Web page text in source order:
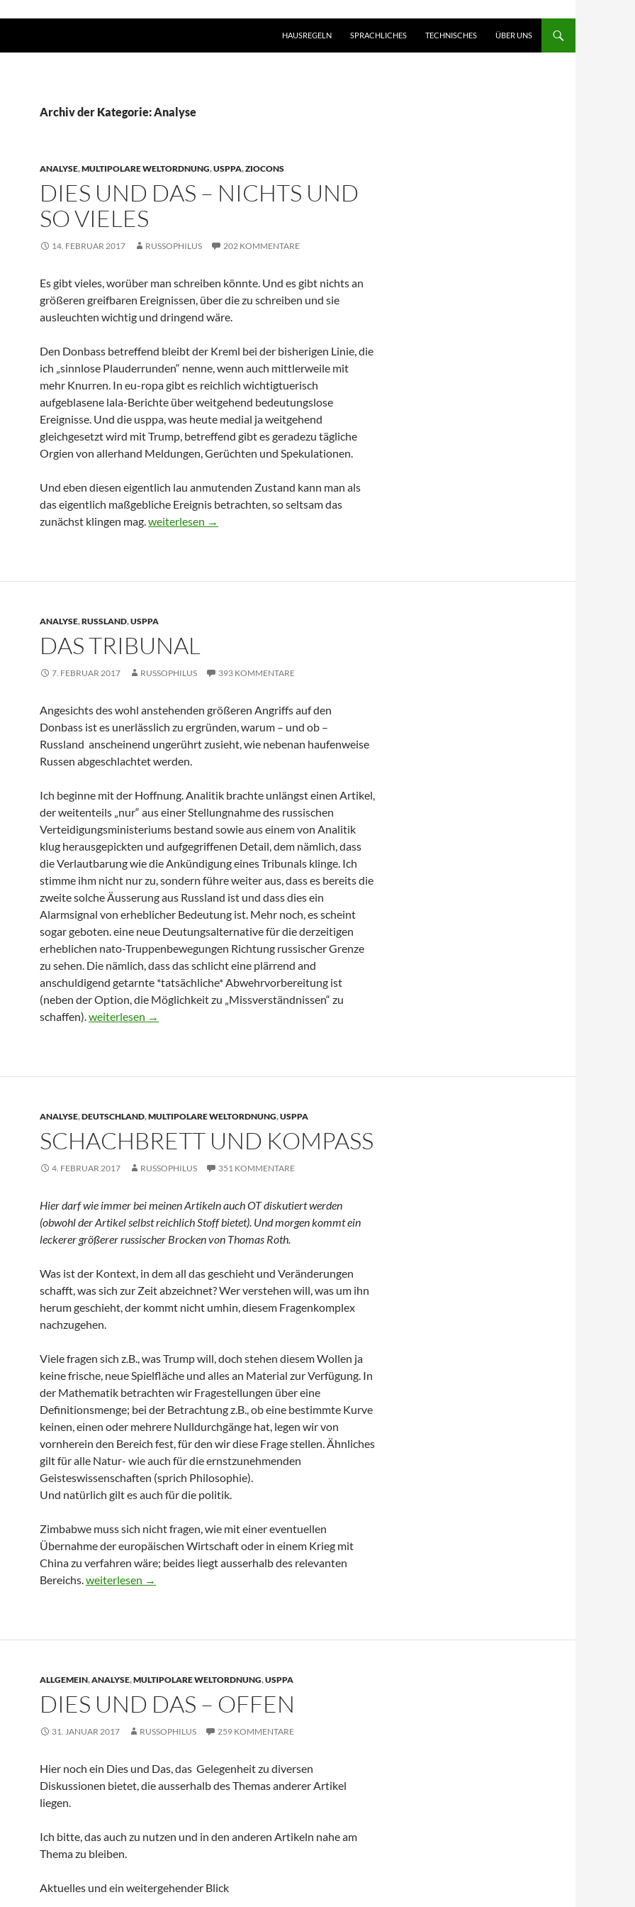
HAUSREGELN SPRACHLICHES TECHNISCHES ÜBER UNS
Archiv der Kategorie: Analyse
ANALYSE,MULTIPOLARE WELTORDNUNG,USPPA,ZIOCONS
DIES UND DAS – NICHTS UND
SO VIELES
14. FEBRUAR 2017 RUSSOPHILUS 202 KOMMENTARE
Es gibt vieles, worüber man schreiben könnte. Und es gibt nichts an
größeren greifbaren Ereignissen, über die zu schreiben und sie
ausleuchten wichtig und dringend wäre.
Den Donbass betreffend bleibt der Kreml bei der bisherigen Linie, die
ich „sinnlose Plauderrunden“ nenne, wenn auch mittlerweile mit
mehr Knurren. In eu-ropa gibt es reichlich wichtigtuerisch
aufgeblasene lala-Berichte über weitgehend bedeutungslose
Ereignisse. Und die usppa, was heute medial ja weitgehend
gleichgesetzt wird mit Trump, betreffend gibt es geradezu tägliche
Orgien von allerhand Meldungen, Gerüchten und Spekulationen.
Und eben diesen eigentlich lau anmutenden Zustand kann man als
das eigentlich maßgebliche Ereignis betrachten, so seltsam das
zunächst klingen mag.Dies und Das – Nichts und so vieles
weiterlesen →
ANALYSE,RUSSLAND,USPPA
DAS TRIBUNAL
7. FEBRUAR 2017 RUSSOPHILUS 393 KOMMENTARE
Angesichts des wohl anstehenden größeren Angriffs auf den
Donbass ist es unerlässlich zu ergründen, warum – und ob –
Russland anscheinend ungerührt zusieht, wie nebenan haufenweise
Russen abgeschlachtet werden.
Ich beginne mit der Hoffnung. Analitik brachte unlängst einen Artikel,
der weitenteils „nur“ aus einer Stellungnahme des russischen
Verteidigungsministeriums bestand sowie aus einem von Analitik
klug herausgepickten und aufgegriffenen Detail, dem nämlich, dass
die Verlautbarung wie die Ankündigung eines Tribunals klinge. Ich
stimme ihm nicht nur zu, sondern führe weiter aus, dass es bereits die
zweite solche Äusserung aus Russland ist und dass dies ein
Alarmsignal von erheblicher Bedeutung ist. Mehr noch, es scheint
sogar geboten. eine neue Deutungsalternative für die derzeitigen
erheblichen nato-Truppenbewegungen Richtung russischer Grenze
zu sehen. Die nämlich, dass das schlicht eine plärrend and
anschuldigend getarnte *tatsächliche* Abwehrvorbereitung ist
(neben der Option, die Möglichkeit zu „Missverständnissen“ zu
schaffen).Das Tribunal
weiterlesen →
ANALYSE,DEUTSCHLAND,MULTIPOLARE WELTORDNUNG,USPPA
SCHACHBRETT UND KOMPASS
4. FEBRUAR 2017 RUSSOPHILUS 351 KOMMENTARE
Hier darf wie immer bei meinen Artikeln auch OT diskutiert werden
(obwohl der Artikel selbst reichlich Stoff bietet). Und morgen kommt ein
leckerer größerer russischer Brocken von Thomas Roth.
Was ist der Kontext, in dem all das geschieht und Veränderungen
schafft, was sich zur Zeit abzeichnet? Wer verstehen will, was um ihn
herum geschieht, der kommt nicht umhin, diesem Fragenkomplex
nachzugehen.
Viele fragen sich z.B., was Trump will, doch stehen diesem Wollen ja
keine frische, neue Spielfläche und alles an Material zur Verfügung. In
der Mathematik betrachten wir Fragestellungen über eine
Definitionsmenge; bei der Betrachtung z.B., ob eine bestimmte Kurve
keinen, einen oder mehrere Nulldurchgänge hat, legen wir von
vornherein den Bereich fest, für den wir diese Frage stellen. Ähnliches
gilt für alle Natur- wie auch für die ernstzunehmenden
Geisteswissenschaften (sprich Philosophie).
Und natürlich gilt es auch für die politik.
Zimbabwe muss sich nicht fragen, wie mit einer eventuellen
Übernahme der europäischen Wirtschaft oder in einem Krieg mit
China zu verfahren wäre; beides liegt ausserhalb des relevanten
Bereichs.Schachbrett und Kompass
weiterlesen →
ALLGEMEIN,ANALYSE,MULTIPOLARE WELTORDNUNG,USPPA
DIES UND DAS – OFFEN
31. JANUAR 2017 RUSSOPHILUS 259 KOMMENTARE
Hier noch ein Dies und Das, das Gelegenheit zu diversen
Diskussionen bietet, die ausserhalb des Themas anderer Artikel
liegen.
Ich bitte, das auch zu nutzen und in den anderen Artikeln nahe am
Thema zu bleiben.
Aktuelles und ein weitergehender Blick